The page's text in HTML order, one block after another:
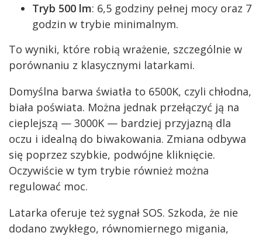
Tryb 500 lm: 6,5 godziny pełnej mocy oraz 7
godzin w trybie minimalnym.
To wyniki, które robią wrażenie, szczególnie w
porównaniu z klasycznymi latarkami.
Domyślna barwa światła to 6500K, czyli chłodna,
biała poświata. Można jednak przełączyć ją na
cieplejszą — 3000K — bardziej przyjazną dla
oczu i idealną do biwakowania. Zmiana odbywa
się poprzez szybkie, podwójne kliknięcie.
Oczywiście w tym trybie również można
regulować moc.
Latarka oferuje też sygnał SOS. Szkoda, że nie
dodano zwykłego, równomiernego migania,